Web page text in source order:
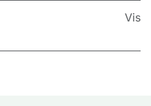
Vis